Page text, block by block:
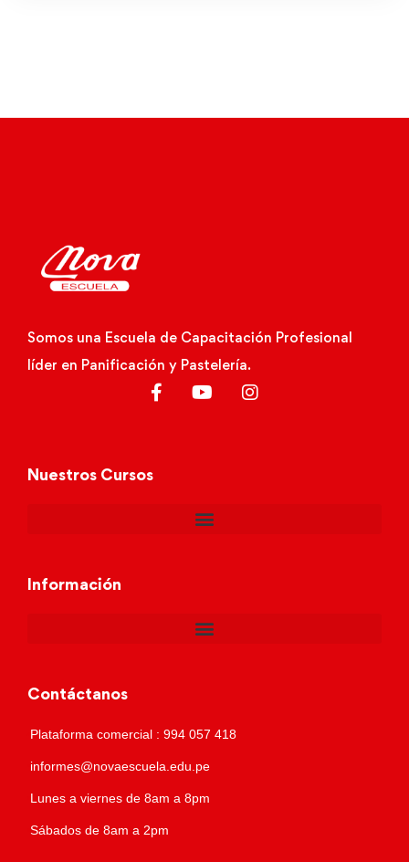
Somos una Escuela de Capacitación Profesional
líder en Panificación y Pastelería.
Nuestros Cursos
Información
Contáctanos
Plataforma comercial : 994 057 418
informes@novaescuela.edu.pe
Lunes a viernes de 8am a 8pm
Sábados de 8am a 2pm